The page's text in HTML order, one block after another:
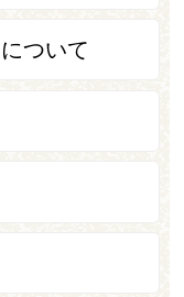
ついて